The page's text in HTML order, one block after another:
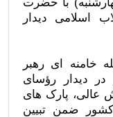
اسلامی دیدار
خامنه ای رهبر
دیدار رؤسای
عالی، پارک های
ضمن تبیین